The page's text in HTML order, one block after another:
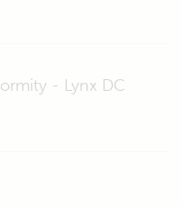
- Lynx DC